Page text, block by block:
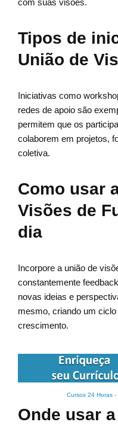
com suas visões.
Tipos de
União de
Iniciativas como
redes de apoio são
permitem que os
colaborem em projetos,
coletiva.
Como usar
Visões de
dia
Incorpore a união de
constantemente
novas ideias e
mesmo, criando um
crescimento.
Cursos 24 Horas
Onde usar